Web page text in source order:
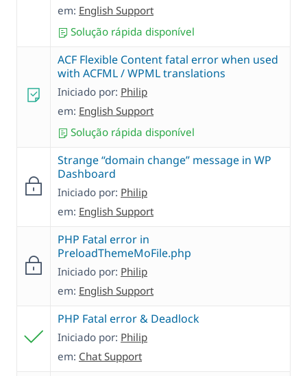
em: English Support
Solução rápida disponível
ACF Flexible Content fatal error when used
with ACFML / WPML translations
Iniciado por: Philip
em: English Support
Solução rápida disponível
Strange “domain change” message in WP
Dashboard
Iniciado por: Philip
em: English Support
PHP Fatal error in
PreloadThemeMoFile.php
Iniciado por: Philip
em: English Support
PHP Fatal error & Deadlock
Iniciado por: Philip
em: Chat Support